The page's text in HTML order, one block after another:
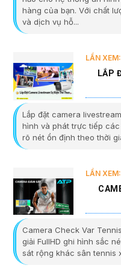
hàng của bạn. Với chất
và dịch vụ hỗ...
LẦN
LẮP
Lắp đặt camera
hình và phát trực tiếp
rõ nét ổn định theo thời
LẦN
Camera Check Var
giải FullHD ghi hình sắc
sát rộng khác sân tennis